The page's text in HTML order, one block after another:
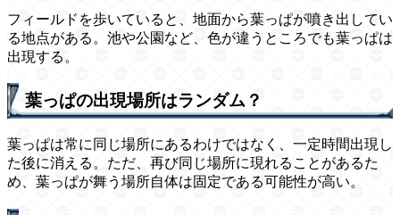
フィールドを歩いていると、地面から葉っぱが噴き出してい
る地点がある。池や公園など、色が違うところでも葉っぱは
出現する。
葉っぱの出現場所はランダム？
葉っぱは常に同じ場所にあるわけではなく、一定時間出現し
た後に消える。ただ、再び同じ場所に現れることがあるた
め、葉っぱが舞う場所自体は固定である可能性が高い。